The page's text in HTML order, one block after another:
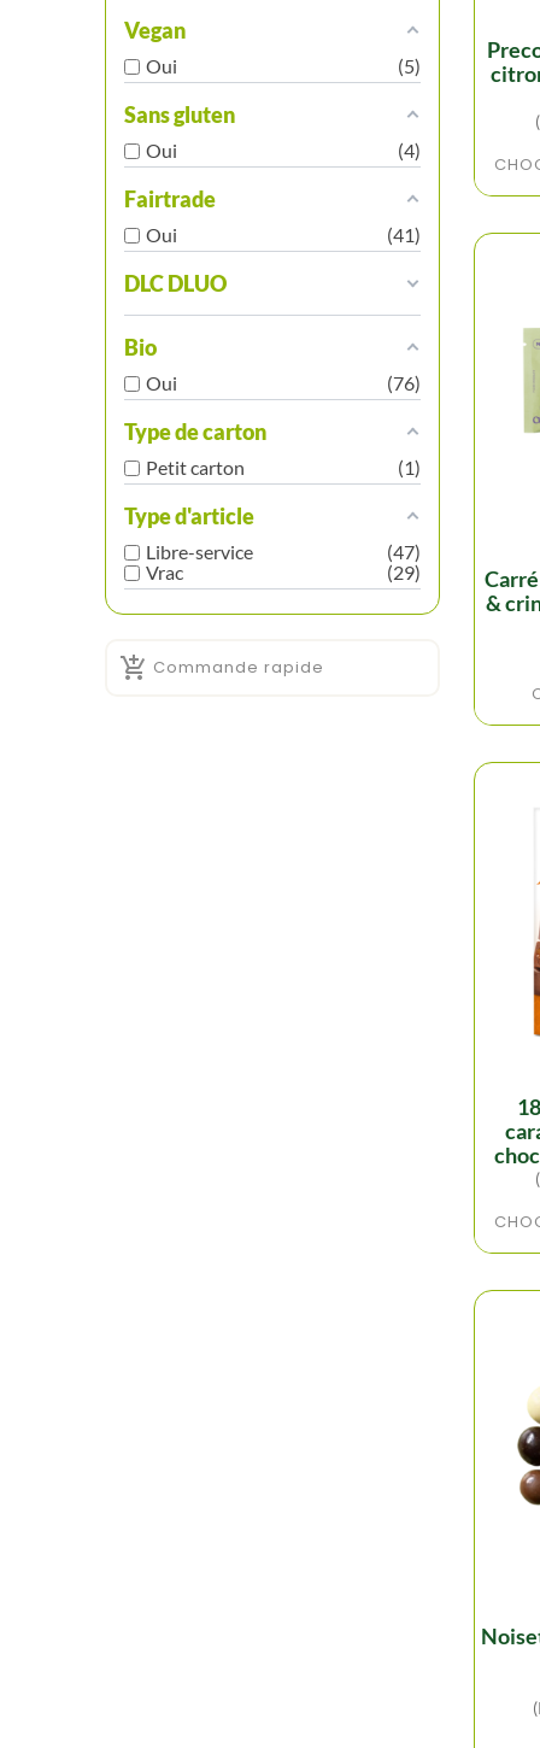
Vegan
Oui 5
Sans gluten
Oui 4
Fairtrade
Oui 41
DLC DLUO
Bio
Oui 76
Type de carton
Petit carton 1
Type d'article
Libre-service
47
Vrac
29
 Commande rapide
preco - jusqu'au 04/09 -
carré chocolat pistache
&
18 carres fourres
noisettes chocolat mix -